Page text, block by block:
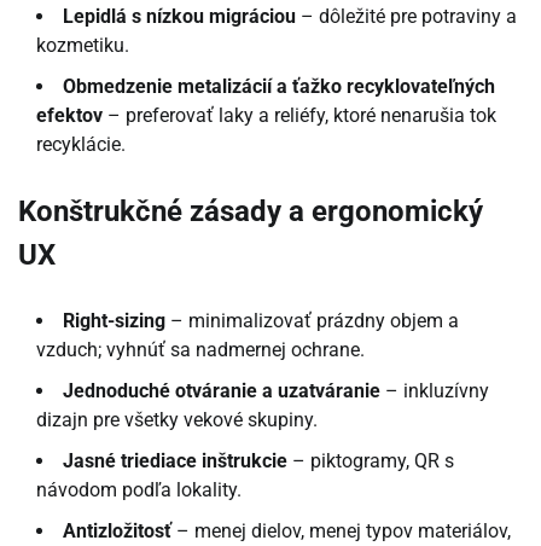
Lepidlá s nízkou migráciou – dôležité pre potraviny a
kozmetiku.
Obmedzenie metalizácií a ťažko recyklovateľných
efektov – preferovať laky a reliéfy, ktoré nenarušia tok
recyklácie.
Konštrukčné zásady a ergonomický
UX
Right-sizing – minimalizovať prázdny objem a
vzduch; vyhnúť sa nadmernej ochrane.
Jednoduché otváranie a uzatváranie – inkluzívny
dizajn pre všetky vekové skupiny.
Jasné triediace inštrukcie – piktogramy, QR s
návodom podľa lokality.
Antizložitosť– menej dielov, menej typov materiálov,